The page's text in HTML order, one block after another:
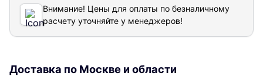
Внимание! Цены для оплаты по безналичному
расчету уточняйте у менеджеров!
Доставка по Москве и области